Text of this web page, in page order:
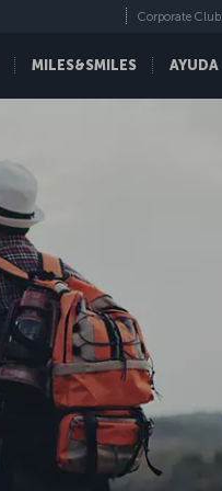
MILES&SMILES AYUDA
Corporate Club